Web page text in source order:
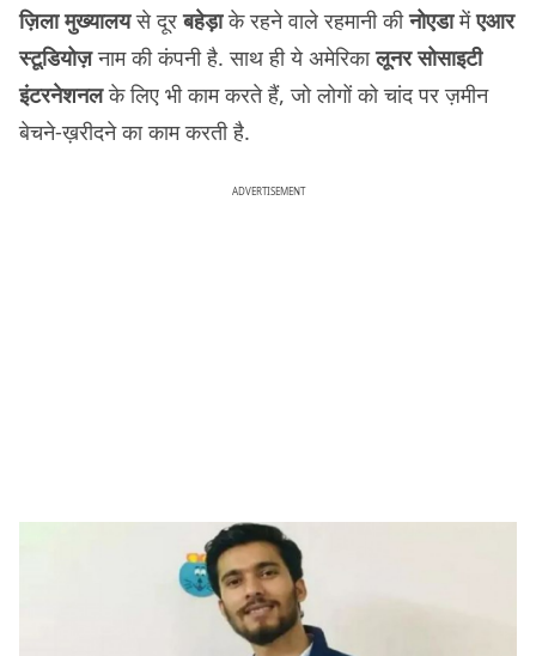
ज़िला मुख्यालयसे दूरबहेड़ाके रहने वाले रहमानी कीनोएडामेंएआर
स्टूडियोज़नाम की कंपनी है. साथ ही ये अमेरिकालूनर सोसाइटी
इंटरनेशनलके लिए भी काम करते हैं, जो लोगों को चांद पर ज़मीन
बेचने-ख़रीदने का काम करती है.
ADVERTISEMENT